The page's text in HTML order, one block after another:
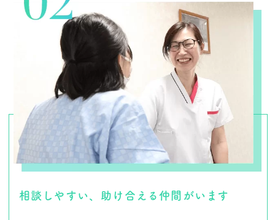
相談しやすい、助け合える仲間がいます